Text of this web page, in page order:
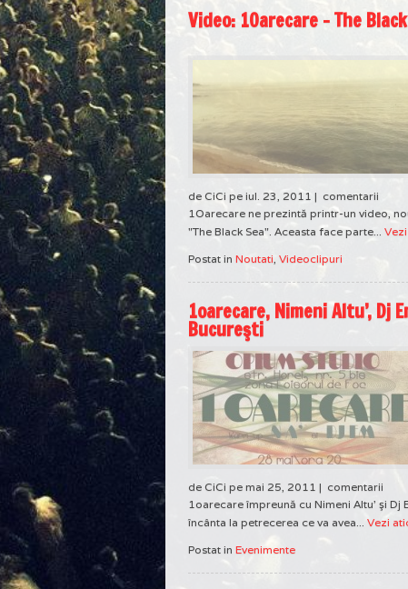
Video: 1Oarecare – The
de CiCi pe iul. 23, 2011 | comentarii
1Oarecare ne prezintă printr-un video,
"The Black Sea". Aceasta face parte...
Postat in Noutati, Videoclipuri
1oarecare, Nimeni Altu’, Dj
Bucureşti
de CiCi pe mai 25, 2011 | comentarii
1oarecare împreună cu Nimeni Altu' şi Dj
încânta la petrecerea ce va avea... Vezi
Postat in Evenimente